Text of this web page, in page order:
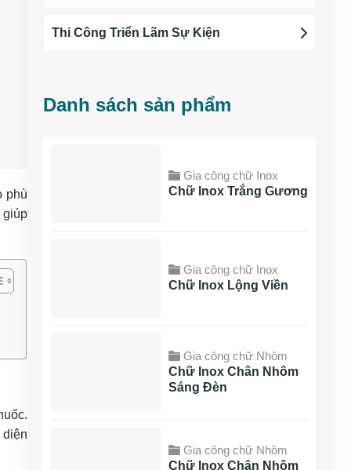
phù
giúp
Thi Công Triển Lãm Sự Kiện
Danh sách sản phẩm
Gia công chữ Inox
Chữ Inox Trắng Gương
Gia công chữ Inox
Chữ Inox Lộng Viền
Gia công chữ Nhôm
Chữ Inox Chân Nhôm
Sáng Đèn
Gia công chữ Nhôm
Chữ Inox Chân Nhôm